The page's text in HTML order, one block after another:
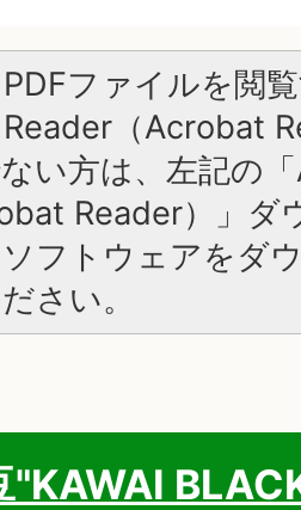
PDFファイルを閲
Reader（Acrobat
い方は、左記の
Reader）」ダ
フトウェアをダ
さい。
"KAWAI